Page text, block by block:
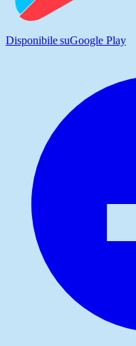
Disponibile suGoogle Play